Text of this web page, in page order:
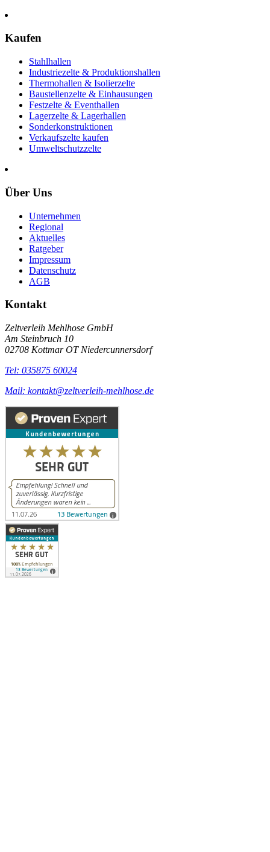
Kaufen
Stahlhallen
Industriezelte & Produktionshallen
Thermohallen & Isolierzelte
Baustellenzelte & Einhausungen
Festzelte & Eventhallen
Lagerzelte & Lagerhallen
Sonderkonstruktionen
Verkaufszelte kaufen
Umweltschutzzelte
Über Uns
Unternehmen
Regional
Aktuelles
Ratgeber
Impressum
Datenschutz
AGB
Kontakt
Zeltverleih Mehlhose GmbH
Am Steinbruch 10
02708 Kottmar OT Niedercunnersdorf
Tel: 035875 60024
Mail: kontakt@zeltverleih-mehlhose.de